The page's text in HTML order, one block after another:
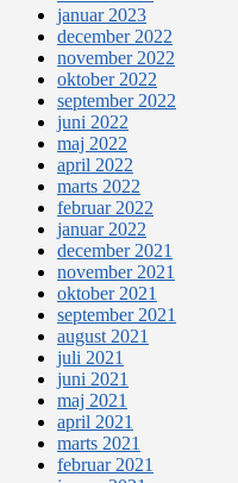
januar 2023
december 2022
november 2022
oktober 2022
september 2022
juni 2022
maj 2022
april 2022
marts 2022
februar 2022
januar 2022
december 2021
november 2021
oktober 2021
september 2021
august 2021
juli 2021
juni 2021
maj 2021
april 2021
marts 2021
februar 2021